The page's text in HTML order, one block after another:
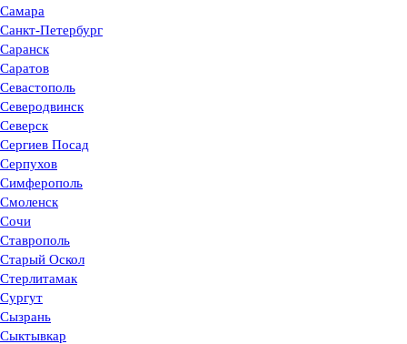
Самара
Санкт-Петербург
Саранск
Саратов
Севастополь
Северодвинск
Северск
Сергиев Посад
Серпухов
Симферополь
Смоленск
Сочи
Ставрополь
Старый Оскол
Стерлитамак
Сургут
Сызрань
Сыктывкар